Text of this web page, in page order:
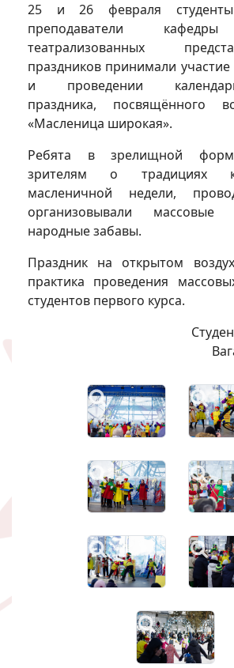
25 и 26 февраля
преподаватели
театрализованных
праздников принимали
и проведении
праздника, посвящённого
«Масленица широкая».
Ребята в зрелищной
зрителям о традициях
масленичной недели,
организовывали
народные забавы.
Праздник на открытом
практика проведения
студентов первого курса.